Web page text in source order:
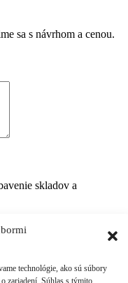
technológie, ako sú súbory
zariadení. Súhlas s týmito
sa s návrhom a cenou.
skladov a